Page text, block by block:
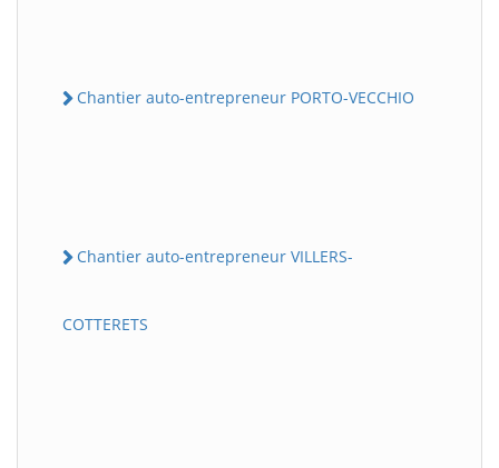
Chantier auto-entrepreneur PORTO-VECCHIO
Chantier auto-entrepreneur VILLERS-
COTTERETS